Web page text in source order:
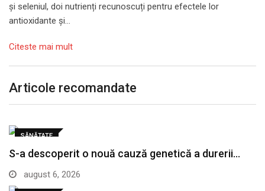
și seleniul, doi nutrienți recunoscuți pentru efectele lor
antioxidante și…
Citeste mai mult
Articole recomandate
SĂNĂTATE
S-a descoperit o nouă cauză genetică a durerii…
august 6, 2026